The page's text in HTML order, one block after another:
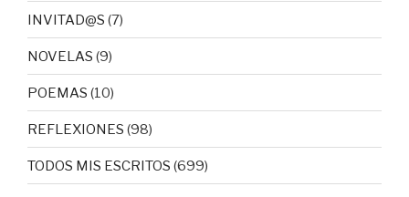
INVITAD@S (7)
NOVELAS (9)
POEMAS (10)
REFLEXIONES (98)
TODOS MIS ESCRITOS (699)